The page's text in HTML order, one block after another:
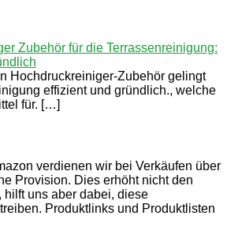
Zubehör für die Terrassenreinigung:
Hochdruckreiniger-Zubehör gelingt
effizient und gründlich., welche
für. […]
verdienen wir bei Verkäufen über
Provision. Dies erhöht nicht den
hilft uns aber dabei, diese
Produktlinks und Produktlisten